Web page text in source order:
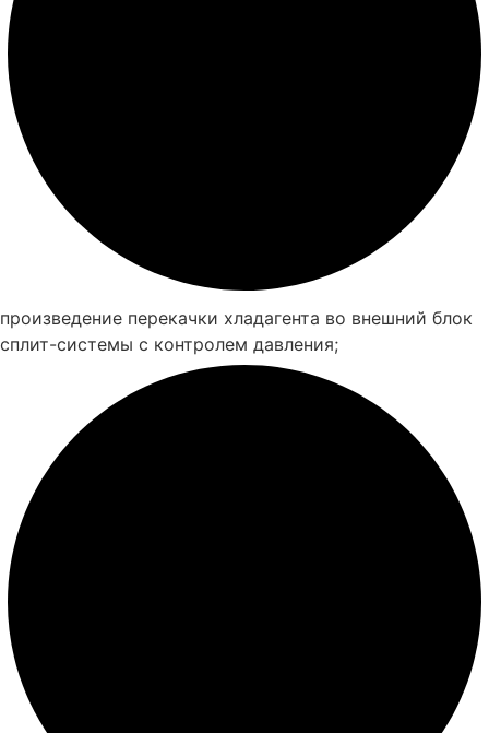
произведение перекачки хладагента во внешний блок
сплит-системы с контролем давления;